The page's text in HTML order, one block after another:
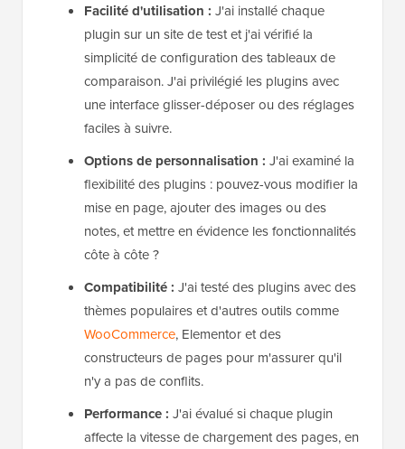
Facilité d'utilisation : J'ai installé chaque
plugin sur un site de test et j'ai vérifié la
simplicité de configuration des tableaux de
comparaison. J'ai privilégié les plugins avec
une interface glisser-déposer ou des réglages
faciles à suivre.
Options de personnalisation : J'ai examiné la
flexibilité des plugins : pouvez-vous modifier la
mise en page, ajouter des images ou des
notes, et mettre en évidence les fonctionnalités
côte à côte ?
Compatibilité : J'ai testé des plugins avec des
thèmes populaires et d'autres outils comme
WooCommerce, Elementor et des
constructeurs de pages pour m'assurer qu'il
n'y a pas de conflits.
Performance : J'ai évalué si chaque plugin
affecte la vitesse de chargement des pages, en